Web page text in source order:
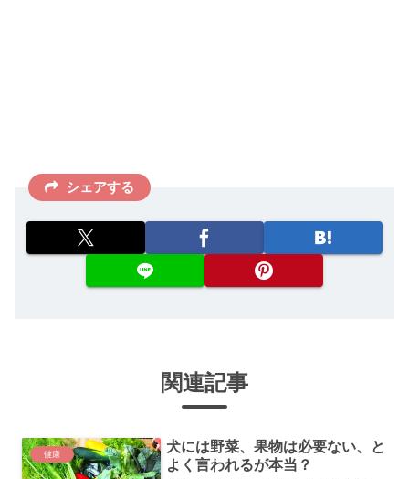
シェアする
関連記事
健康
犬には野菜、果物は必要ない、と
よく言われるが本当？